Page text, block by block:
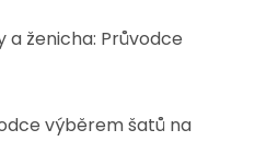
ženicha: Průvodce
výběrem šatů na